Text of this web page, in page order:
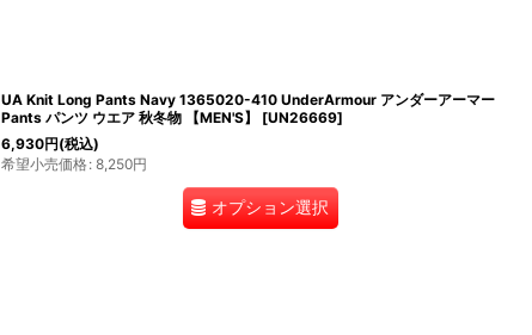
UA Knit Long Pants Navy 1365020-410 UnderArmour アンダーアーマー
Pants パンツ ウエア 秋冬物 【MEN'S】
[UN26669]
6,930円(税込)
希望小売価格: 8,250円
オプション選択